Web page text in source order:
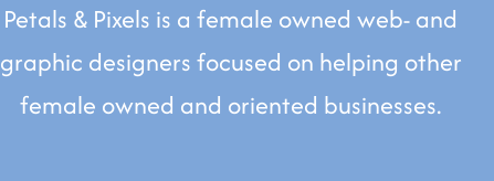
Petals & Pixels is a female owned web- and
graphic designers focused on helping other
female owned and oriented businesses.